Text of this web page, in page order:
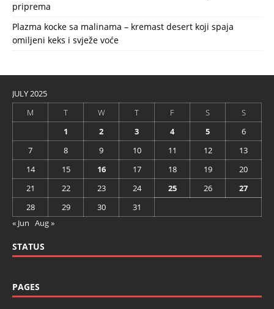
priprema
Plazma kocke sa malinama – kremast desert koji spaja
omiljeni keks i svježe voće
JULY 2025
M
T W T F S
S
1
2 3 4 5
6
7
8 9 10 11 12
13
14
15 16 17 18 19
20
21
22 23 24 25 26
27
28
29 30
31
« Jun Aug »
STATUS
PAGES